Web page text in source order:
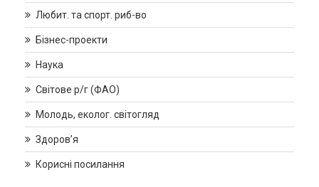
Любит. та спорт. риб-во
Бізнес-проекти
Наука
Світове р/г (ФАО)
Молодь, еколог. світогляд
Здоров’я
Корисні посилання